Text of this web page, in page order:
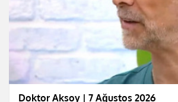
Doktor Aksoy | 7 Ağustos 2026